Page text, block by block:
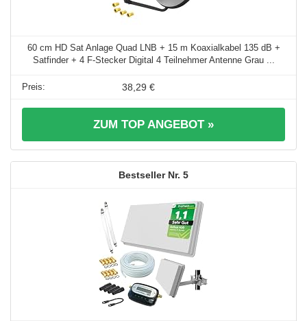
60 cm HD Sat Anlage Quad LNB + 15 m Koaxialkabel 135 dB +
Satfinder + 4 F-Stecker Digital 4 Teilnehmer Antenne Grau ...
38,29 €
ZUM TOP ANGEBOT »
5